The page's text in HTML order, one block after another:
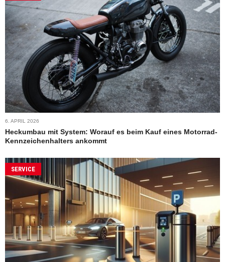
6. APRIL 2026
Heckumbau mit System: Worauf es beim Kauf eines Motorrad-
Kennzeichenhalters ankommt
SERVICE